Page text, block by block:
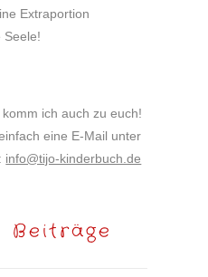
Extraportion
Seele!
ich auch zu euch!
eine E-Mail unter
info@tijo-kinderbuch.de
Beiträge